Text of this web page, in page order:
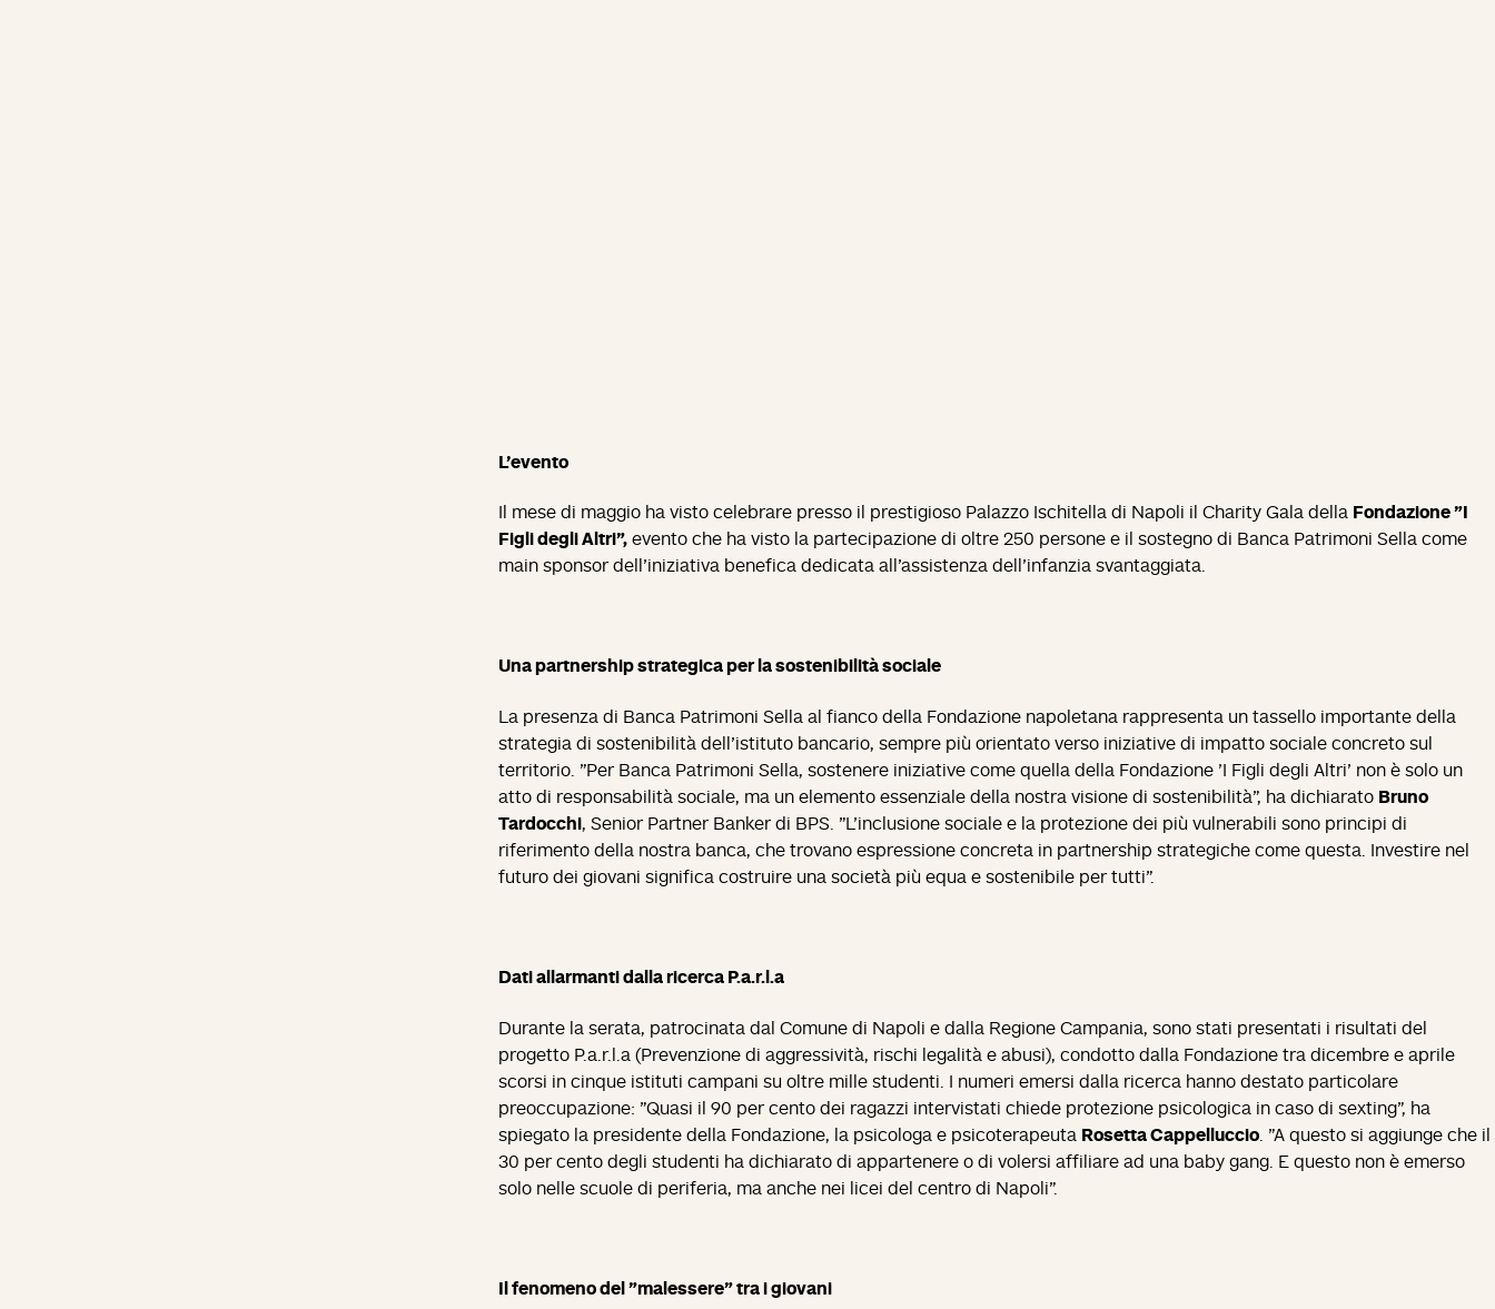
L’evento
Il mese di maggio ha visto celebrare presso il prestigioso Palazzo Ischitella di Napoli il Charity Gala della Fondazione "I
Figli degli Altri", evento che ha visto la partecipazione di oltre 250 persone e il sostegno di Banca Patrimoni Sella come
main sponsor dell'iniziativa benefica dedicata all'assistenza dell'infanzia svantaggiata.
Una partnership strategica per la sostenibilità sociale
La presenza di Banca Patrimoni Sella al fianco della Fondazione napoletana rappresenta un tassello importante della
strategia di sostenibilità dell'istituto bancario, sempre più orientato verso iniziative di impatto sociale concreto sul
territorio. "Per Banca Patrimoni Sella, sostenere iniziative come quella della Fondazione 'I Figli degli Altri' non è solo un
atto di responsabilità sociale, ma un elemento essenziale della nostra visione di sostenibilità", ha dichiarato Bruno
Tardocchi, Senior Partner Banker di BPS. "L'inclusione sociale e la protezione dei più vulnerabili sono principi di
riferimento della nostra banca, che trovano espressione concreta in partnership strategiche come questa. Investire nel
futuro dei giovani significa costruire una società più equa e sostenibile per tutti".
Dati allarmanti dalla ricerca P.a.r.l.a
Durante la serata, patrocinata dal Comune di Napoli e dalla Regione Campania, sono stati presentati i risultati del
progetto P.a.r.l.a (Prevenzione di aggressività, rischi legalità e abusi), condotto dalla Fondazione tra dicembre e aprile
scorsi in cinque istituti campani su oltre mille studenti. I numeri emersi dalla ricerca hanno destato particolare
preoccupazione: "Quasi il 90 per cento dei ragazzi intervistati chiede protezione psicologica in caso di sexting", ha
spiegato la presidente della Fondazione, la psicologa e psicoterapeuta Rosetta Cappelluccio. "A questo si aggiunge che il
30 per cento degli studenti ha dichiarato di appartenere o di volersi affiliare ad una baby gang. E questo non è emerso
solo nelle scuole di periferia, ma anche nei licei del centro di Napoli".
Il fenomeno del "malessere" tra i giovani